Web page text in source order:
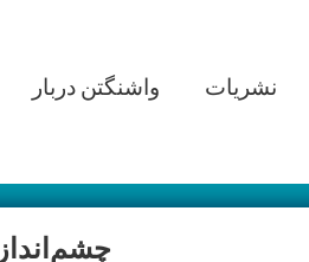
واشنگتن دربار نشریات